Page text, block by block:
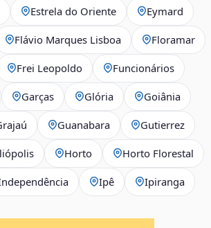
Estrela do Oriente Eymard
Flávio Marques Lisboa Floramar
Frei Leopoldo Funcionários
Garças Glória Goiânia
Guanabara Gutierrez
Horto Horto Florestal
Ipê Ipiranga